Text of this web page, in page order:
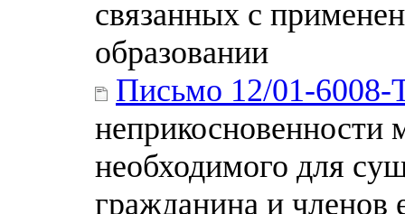
связанных с
образовании
Письмо 12/01-
необходимого для
гражданина и членов